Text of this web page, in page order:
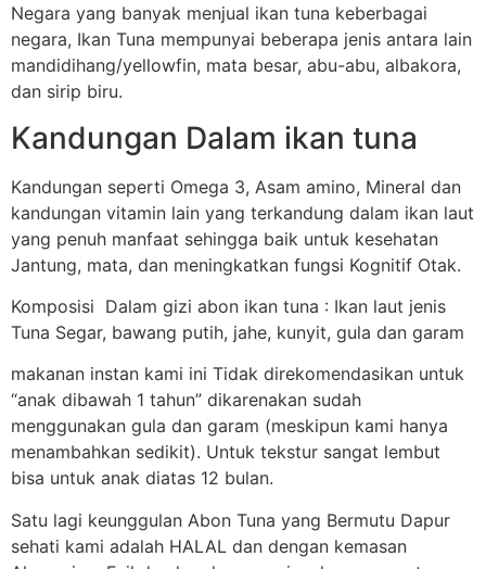
Negara yang banyak menjual ikan tuna keberbagai
negara, Ikan Tuna mempunyai beberapa jenis antara lain
mandidihang/yellowfin, mata besar, abu-abu, albakora,
dan sirip biru.
Kandungan Dalam ikan tuna
Kandungan seperti Omega 3, Asam amino, Mineral dan
kandungan vitamin lain yang terkandung dalam ikan laut
yang penuh manfaat sehingga baik untuk kesehatan
Jantung, mata, dan meningkatkan fungsi Kognitif Otak.
Komposisi Dalam gizi abon ikan tuna : Ikan laut jenis
Tuna Segar, bawang putih, jahe, kunyit, gula dan garam
makanan instan kami ini Tidak direkomendasikan untuk
“anak dibawah 1 tahun” dikarenakan sudah
menggunakan gula dan garam (meskipun kami hanya
menambahkan sedikit). Untuk tekstur sangat lembut
bisa untuk anak diatas 12 bulan.
Satu lagi keunggulan Abon Tuna yang Bermutu Dapur
sehati kami adalah HALAL dan dengan kemasan